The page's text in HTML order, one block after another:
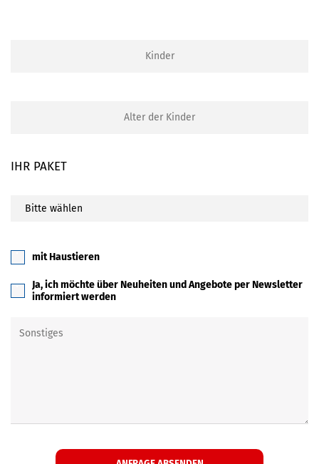
IHR PAKET
mit Haustieren
Ja, ich möchte über Neuheiten und Angebote per Newsletter
informiert werden